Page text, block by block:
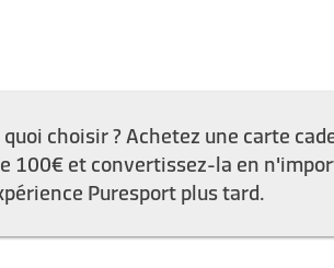
choisir ? Achetez une carte
100€ et convertissez-la en
Puresport plus tard.